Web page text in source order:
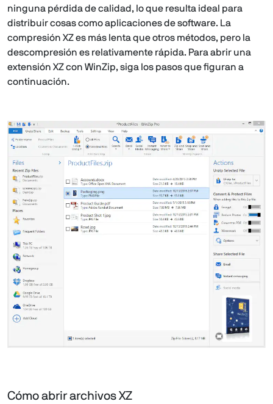
ninguna pérdida de calidad, lo que resulta ideal para
distribuir cosas como aplicaciones de software. La
compresión XZ es más lenta que otros métodos, pero la
descompresión es relativamente rápida. Para abrir una
extensión XZ con WinZip, siga los pasos que figuran a
continuación.
Cómo abrir archivos XZ